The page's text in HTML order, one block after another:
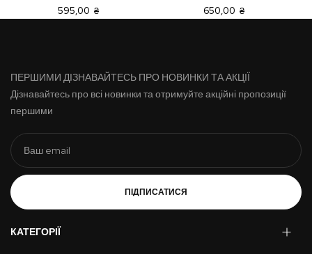
595,00 ₴ 650,00 ₴
ПЕРШИМИ ДІЗНАВАЙТЕСЬ ПРО НОВИНКИ ТА АКЦІЇ
Дізнавайтесь про всі новинки та отримуйте акційні пропозиції
першими
ПІДПИСАТИСЯ
КАТЕГОРІЇ